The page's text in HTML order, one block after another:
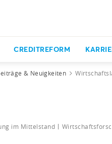
CREDITREFORM
& Neuigkeiten
im Mittelstand